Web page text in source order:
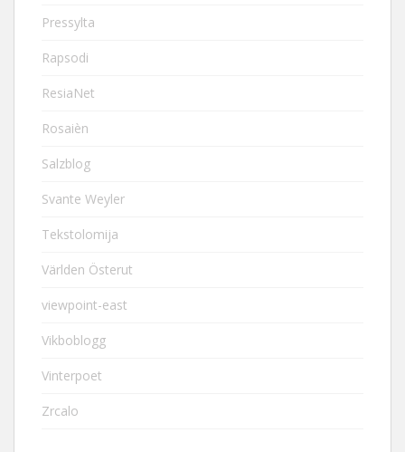
Pressylta
Rapsodi
ResiaNet
Rosaièn
Salzblog
Svante Weyler
Tekstolomija
Världen Österut
viewpoint-east
Vikboblogg
Vinterpoet
Zrcalo